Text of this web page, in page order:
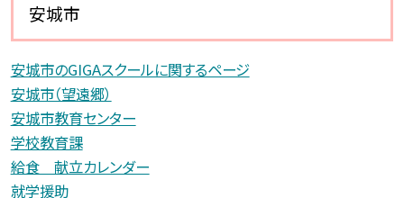
安城市
安城市のGIGAスクールに関するページ
安城市（望遠郷）
安城市教育センター
学校教育課
給食 献立カレンダー
就学援助